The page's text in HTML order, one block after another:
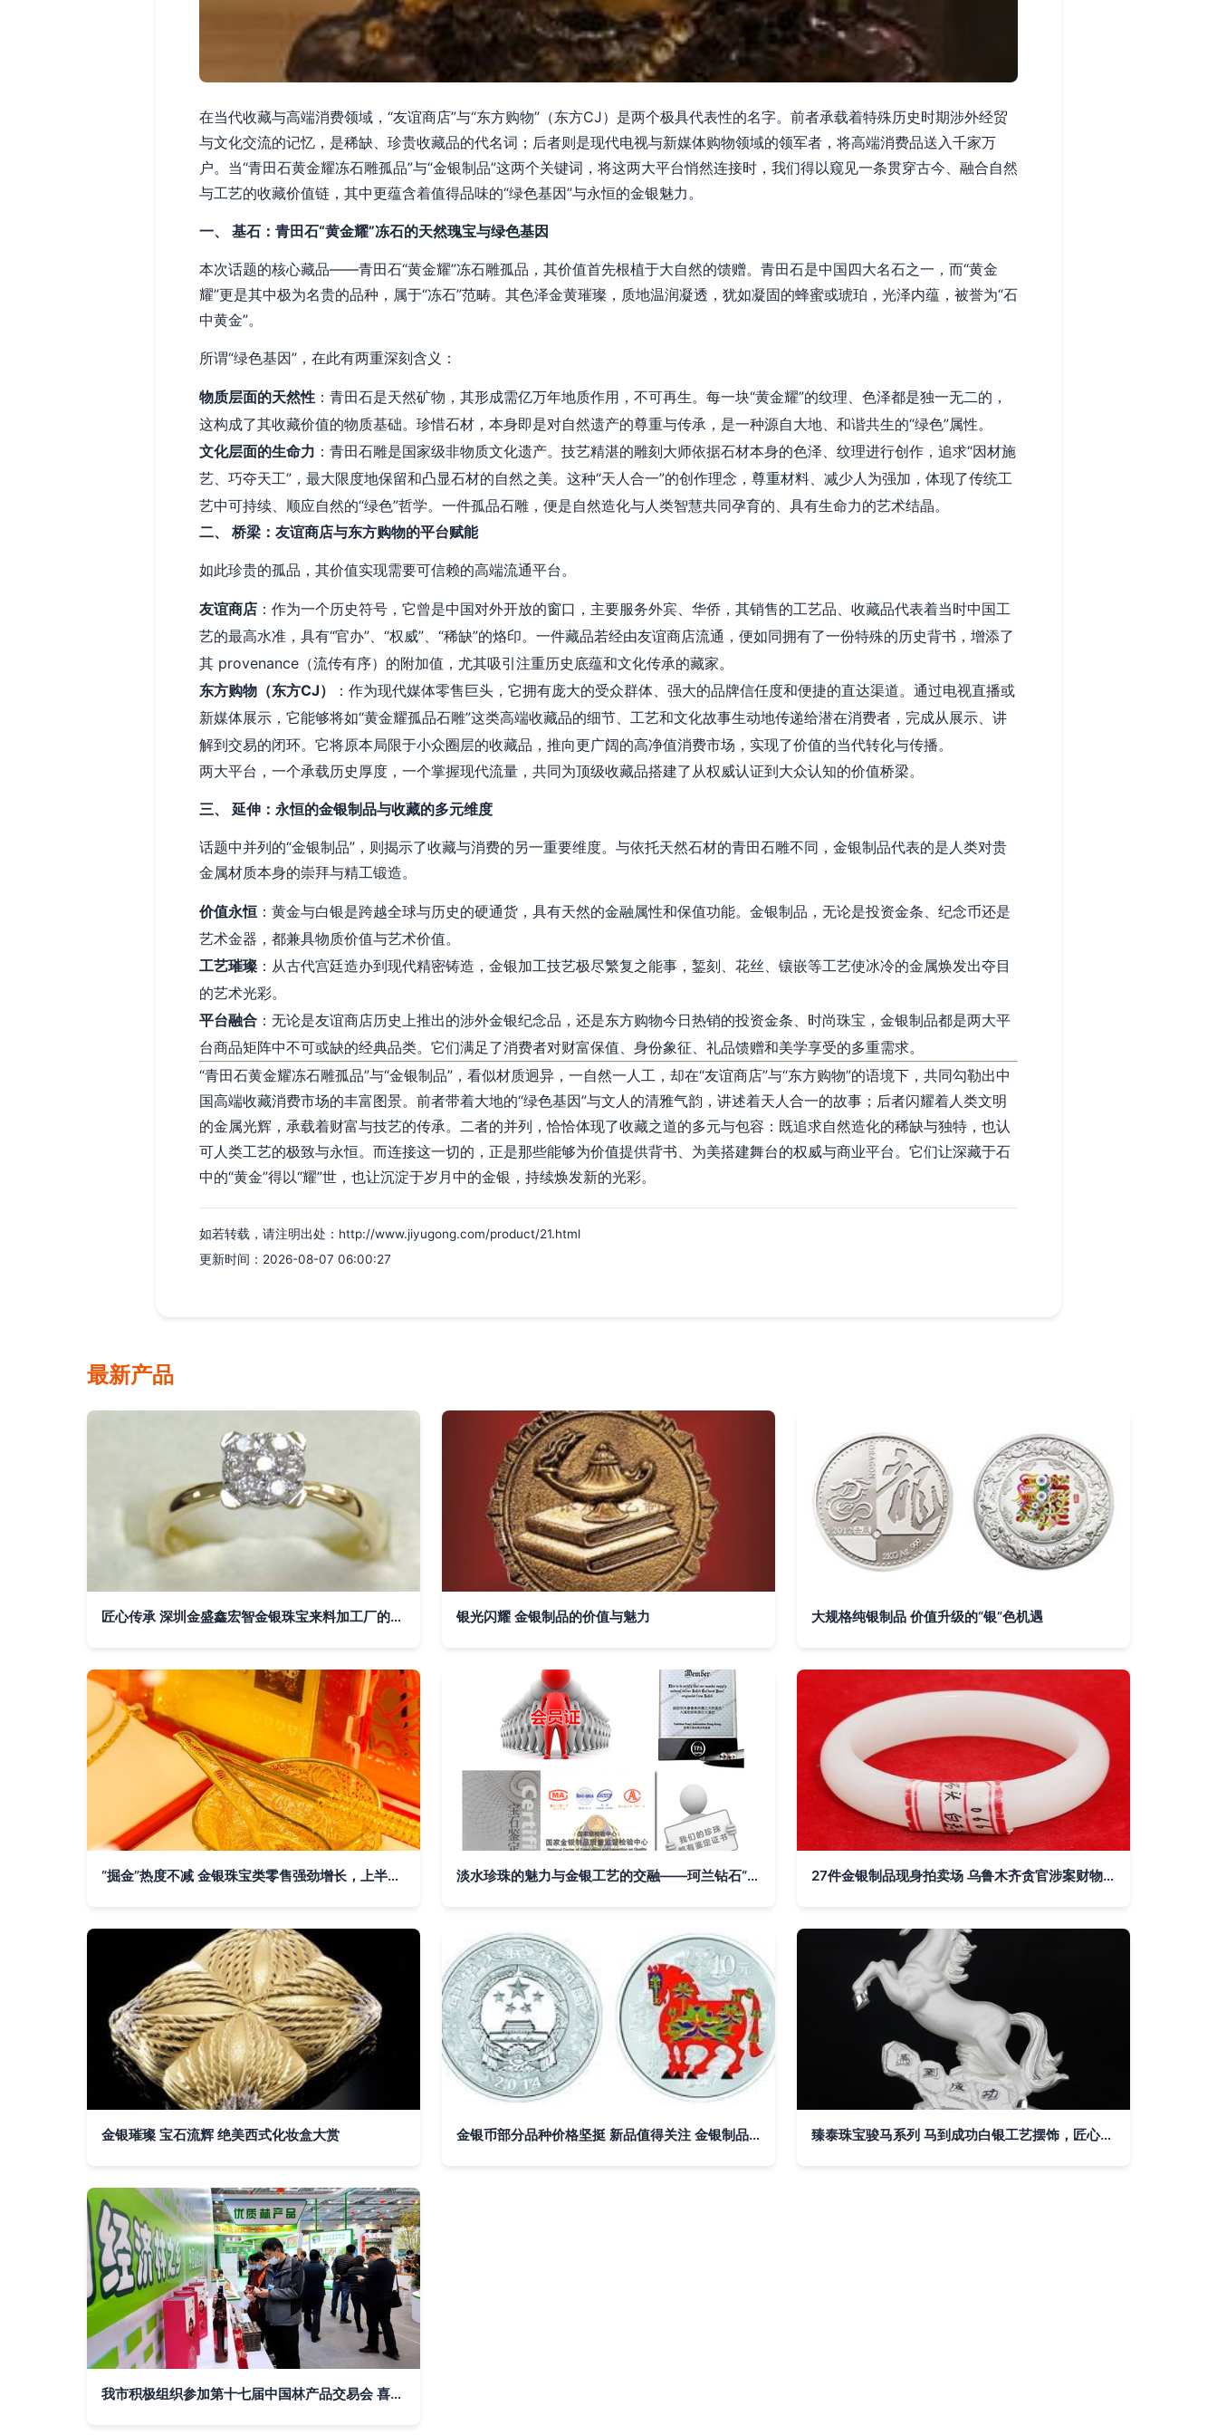
在当代收藏与高端消费领域，“友谊商店”与“东方购物”（东方CJ）是两个极具代表性的名字。前者承载着特殊历史时期涉外经贸
与文化交流的记忆，是稀缺、珍贵收藏品的代名词；后者则是现代电视与新媒体购物领域的领军者，将高端消费品送入千家万
户。当“青田石黄金耀冻石雕孤品”与“金银制品”这两个关键词，将这两大平台悄然连接时，我们得以窥见一条贯穿古今、融合自然
与工艺的收藏价值链，其中更蕴含着值得品味的“绿色基因”与永恒的金银魅力。
一、 基石：青田石“黄金耀”冻石的天然瑰宝与绿色基因
本次话题的核心藏品——青田石“黄金耀”冻石雕孤品，其价值首先根植于大自然的馈赠。青田石是中国四大名石之一，而“黄金
耀”更是其中极为名贵的品种，属于“冻石”范畴。其色泽金黄璀璨，质地温润凝透，犹如凝固的蜂蜜或琥珀，光泽内蕴，被誉为“石
中黄金”。
所谓“绿色基因”，在此有两重深刻含义：
物质层面的天然性 ：青田石是天然矿物，其形成需亿万年地质作用，不可再生。每一块“黄金耀”的纹理、色泽都是独一无二的，
这构成了其收藏价值的物质基础。珍惜石材，本身即是对自然遗产的尊重与传承，是一种源自大地、和谐共生的“绿色”属性。
文化层面的生命力 ：青田石雕是国家级非物质文化遗产。技艺精湛的雕刻大师依据石材本身的色泽、纹理进行创作，追求“因材施
艺、巧夺天工”，最大限度地保留和凸显石材的自然之美。这种“天人合一”的创作理念，尊重材料、减少人为强加，体现了传统工
艺中可持续、顺应自然的“绿色”哲学。一件孤品石雕，便是自然造化与人类智慧共同孕育的、具有生命力的艺术结晶。
二、 桥梁：友谊商店与东方购物的平台赋能
如此珍贵的孤品，其价值实现需要可信赖的高端流通平台。
友谊商店 ：作为一个历史符号，它曾是中国对外开放的窗口，主要服务外宾、华侨，其销售的工艺品、收藏品代表着当时中国工
艺的最高水准，具有“官办”、“权威”、“稀缺”的烙印。一件藏品若经由友谊商店流通，便如同拥有了一份特殊的历史背书，增添了
其 provenance（流传有序）的附加值，尤其吸引注重历史底蕴和文化传承的藏家。
东方购物（东方CJ）
：作为现代媒体零售巨头，它拥有庞大的受众群体、强大的品牌信任度和便捷的直达渠道。通过电视直播或
新媒体展示，它能够将如“黄金耀孤品石雕”这类高端收藏品的细节、工艺和文化故事生动地传递给潜在消费者，完成从展示、讲
解到交易的闭环。它将原本局限于小众圈层的收藏品，推向更广阔的高净值消费市场，实现了价值的当代转化与传播。
两大平台，一个承载历史厚度，一个掌握现代流量，共同为顶级收藏品搭建了从权威认证到大众认知的价值桥梁。
三、 延伸：永恒的金银制品与收藏的多元维度
话题中并列的“金银制品”，则揭示了收藏与消费的另一重要维度。与依托天然石材的青田石雕不同，金银制品代表的是人类对贵
金属材质本身的崇拜与精工锻造。
价值永恒 ：黄金与白银是跨越全球与历史的硬通货，具有天然的金融属性和保值功能。金银制品，无论是投资金条、纪念币还是
艺术金器，都兼具物质价值与艺术价值。
工艺璀璨 ：从古代宫廷造办到现代精密铸造，金银加工技艺极尽繁复之能事，錾刻、花丝、镶嵌等工艺使冰冷的金属焕发出夺目
的艺术光彩。
平台融合 ：无论是友谊商店历史上推出的涉外金银纪念品，还是东方购物今日热销的投资金条、时尚珠宝，金银制品都是两大平
台商品矩阵中不可或缺的经典品类。它们满足了消费者对财富保值、身份象征、礼品馈赠和美学享受的多重需求。
“青田石黄金耀冻石雕孤品”与“金银制品”，看似材质迥异，一自然一人工，却在“友谊商店”与“东方购物”的语境下，共同勾勒出中
国高端收藏消费市场的丰富图景。前者带着大地的“绿色基因”与文人的清雅气韵，讲述着天人合一的故事；后者闪耀着人类文明
的金属光辉，承载着财富与技艺的传承。二者的并列，恰恰体现了收藏之道的多元与包容：既追求自然造化的稀缺与独特，也认
可人类工艺的极致与永恒。而连接这一切的，正是那些能够为价值提供背书、为美搭建舞台的权威与商业平台。它们让深藏于石
中的“黄金”得以“耀”世，也让沉淀于岁月中的金银，持续焕发新的光彩。
如若转载，请注明出处：http://www.jiyugong.com/product/21.html
更新时间：2026-08-07 06:00:27
最新产品
匠心传承 深圳金盛鑫宏智金银珠宝来料加工厂的金银制品工艺 银光闪耀 金银制品的价值与魅力 大规格纯银制品 价值升级的“银”色机遇
“掘金”热度不减 金银珠宝类零售强劲增长，上半年进出口总额创三年新高 淡水珍珠的魅力与金银工艺的交融——珂兰钻石“自由之爱”长链项链评析 27件金银制品现身拍卖场 乌鲁木齐贪官涉案财物百万元起拍
金银璀璨 宝石流辉 绝美西式化妆盒大赏 金银币部分品种价格坚挺 新品值得关注 金银制品前景看好 臻泰珠宝骏马系列 马到成功白银工艺摆饰，匠心打造的艺术珍品
我市积极组织参加第十七届中国林产品交易会 喜获金银奖21项